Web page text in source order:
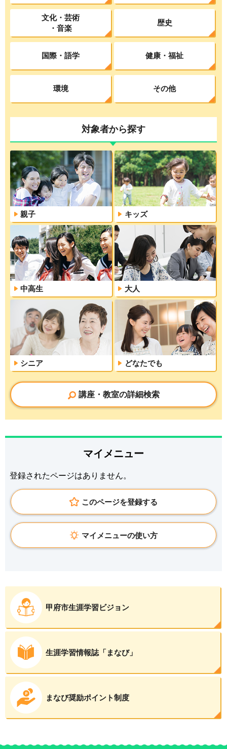
文化・芸術
・音楽
歴史
国際・語学 健康・福祉
環境 その他
対象者から探す
親子 キッズ
中高生 大人
シニア どなたでも
講座・教室の詳細検索
マイメニュー
登録されたページはありません。
このページを登録する
マイメニューの使い方
甲府市生涯学習ビジョン
生涯学習情報誌「まなび」
まなび奨励ポイント制度